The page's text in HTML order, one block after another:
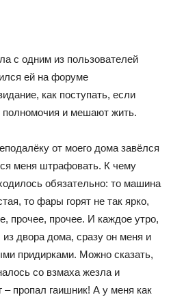
с одним из пользователей
ей на форуме
как поступать, если
и мешают жить.
от моего дома завёлся
меня штрафовать. К чему
обязательно: то машина
то фары горят не так ярко,
прочее, прочее. И каждое утро,
двора дома, сразу он меня и
придирками. Можно сказать,
со взмаха жезла и
– пропал гаишник! А у меня как